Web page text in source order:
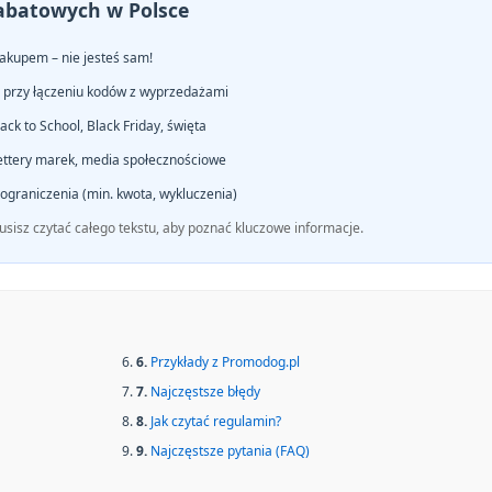
w Polsce
– nie jesteś sam!
przy łączeniu kodów z wyprzedażami
to School, Black Friday, święta
marek, media społecznościowe
(min. kwota, wykluczenia)
czytać całego tekstu, aby poznać kluczowe informacje.
Przykłady z Promodog.pl
Najczęstsze błędy
Jak czytać regulamin?
Najczęstsze pytania (FAQ)